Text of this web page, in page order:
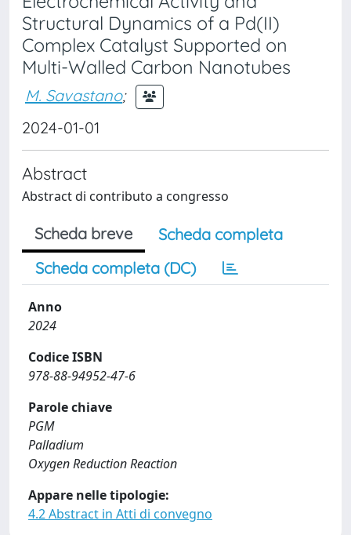
Structural Dynamics of a Pd(II)
Complex Catalyst Supported on
Multi-Walled Carbon Nanotubes
M. Savastano;
2024-01-01
Abstract
Abstract di contributo a congresso
Scheda breve
Scheda completa
Scheda completa (DC)
Anno
2024
Codice ISBN
978-88-94952-47-6
Parole chiave
PGM
Palladium
Oxygen Reduction Reaction
Appare nelle tipologie:
4.2 Abstract in Atti di convegno